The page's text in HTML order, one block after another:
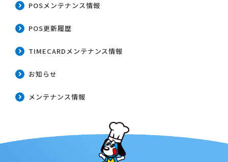
POSメンテナンス情報
POS更新履歴
TIMECARDメンテナンス情報
お知らせ
メンテナンス情報